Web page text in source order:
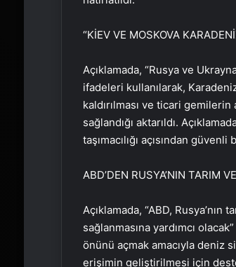
“KİEV VE MOSKOVA
Açıklamada, “Rusya ve
ifadeleri kullanılarak,
kaldırılması ve ticari
sağlandığı aktarıldı.
taşımacılığı açısından
ABD’DEN RUSYA’NIN TARIM
Açıklamada, “ABD,
sağlanmasına yardımcı
önünü açmak amacıyla deniz
erişimin geliştirilmesi için